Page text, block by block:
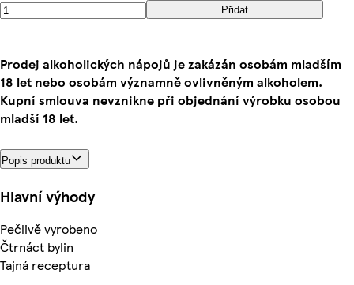
Přidat
Prodej alkoholických nápojů je zakázán osobám mladším
18 let nebo osobám významně ovlivněným alkoholem.
Kupní smlouva nevznikne při objednání výrobku osobou
mladší 18 let.
Popis produktu
Hlavní výhody
Pečlivě vyrobeno
Čtrnáct bylin
Tajná receptura